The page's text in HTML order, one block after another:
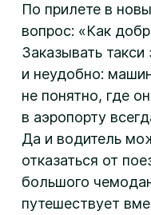
По прилете в
вопрос: «Как
Заказывать
и неудобно:
не понятно, где
в аэропорту
Да и водитель
отказаться от
большого
путешествует